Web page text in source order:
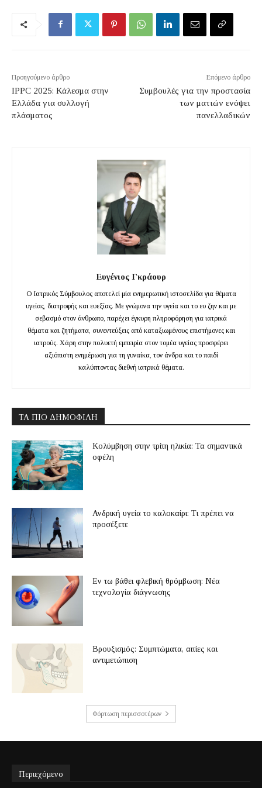
Προηγούμενο άρθρο
IPPC 2025: Κάλεσμα στην
Ελλάδα για συλλογή
πλάσματος
Επόμενο άρθρο
Συμβουλές για την προστασία
των ματιών ενόψει
πανελλαδικών
Ευγένιος Γκράουρ
Ο Ιατρικός Σύμβουλος αποτελεί μία ενημερωτική ιστοσελίδα για θέματα
υγείας, διατροφής και ευεξίας. Με γνώμονα την υγεία και το ευ ζην και με
σεβασμό στον άνθρωπο, παρέχει έγκυρη πληροφόρηση για ιατρικά
θέματα και ζητήματα, συνεντεύξεις από καταξιωμένους επιστήμονες και
ιατρούς. Χάρη στην πολυετή εμπειρία στον τομέα υγείας προσφέρει
αξιόπιστη ενημέρωση για τη γυναίκα, τον άνδρα και το παιδί
καλύπτοντας διεθνή ιατρικά θέματα.
ΤΑ ΠΙΟ ΔΗΜΟΦΙΛΉ
Κολύμβηση στην τρίτη ηλικία: Τα σημαντικά
οφέλη
Ανδρική υγεία το καλοκαίρι: Τι πρέπει να
προσέξετε
Εν τω βάθει φλεβική θρόμβωση: Νέα
τεχνολογία διάγνωσης
Βρουξισμός: Συμπτώματα, αιτίες και
αντιμετώπιση
Φόρτωση περισσοτέρων
Περιεχόμενο